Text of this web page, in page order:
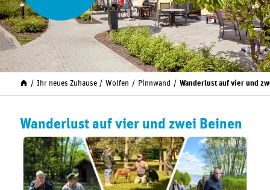
Ihr neues Zuhause Wolfen Pinnwand Wanderlust auf vier und
Wanderlust auf vier und zwei Beinen